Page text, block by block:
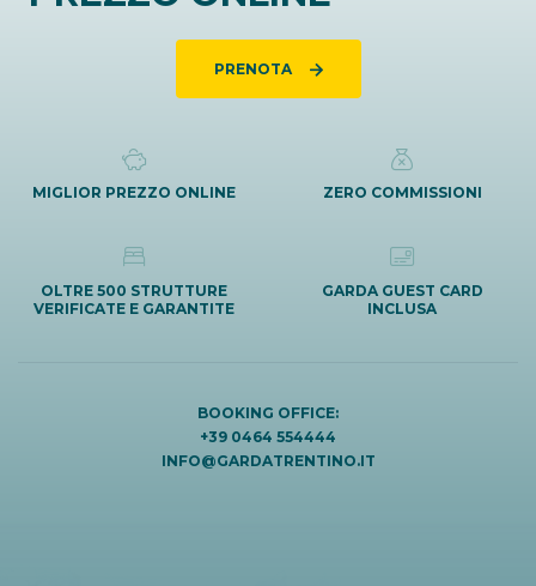
PRENOTA
MIGLIOR PREZZO ONLINE ZERO COMMISSIONI
OLTRE 500 STRUTTURE
VERIFICATE E GARANTITE
GARDA GUEST CARD
INCLUSA
BOOKING OFFICE:
+39 0464 554444
INFO@GARDATRENTINO.IT